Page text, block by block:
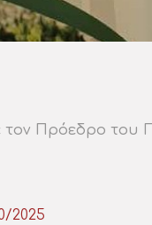
Πρόεδρο του
2025